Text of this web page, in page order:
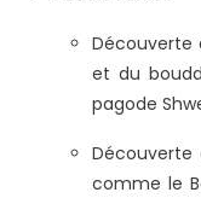
Découverte
et du
pagode
Découverte
comme le